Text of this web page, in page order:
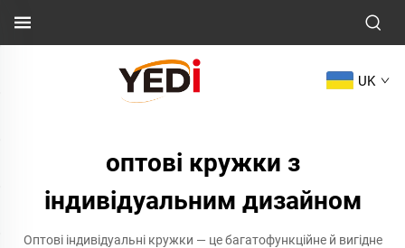
UK
оптові кружки з
індивідуальним дизайном
Оптові індивідуальні кружки — це багатофункційне й вигідне